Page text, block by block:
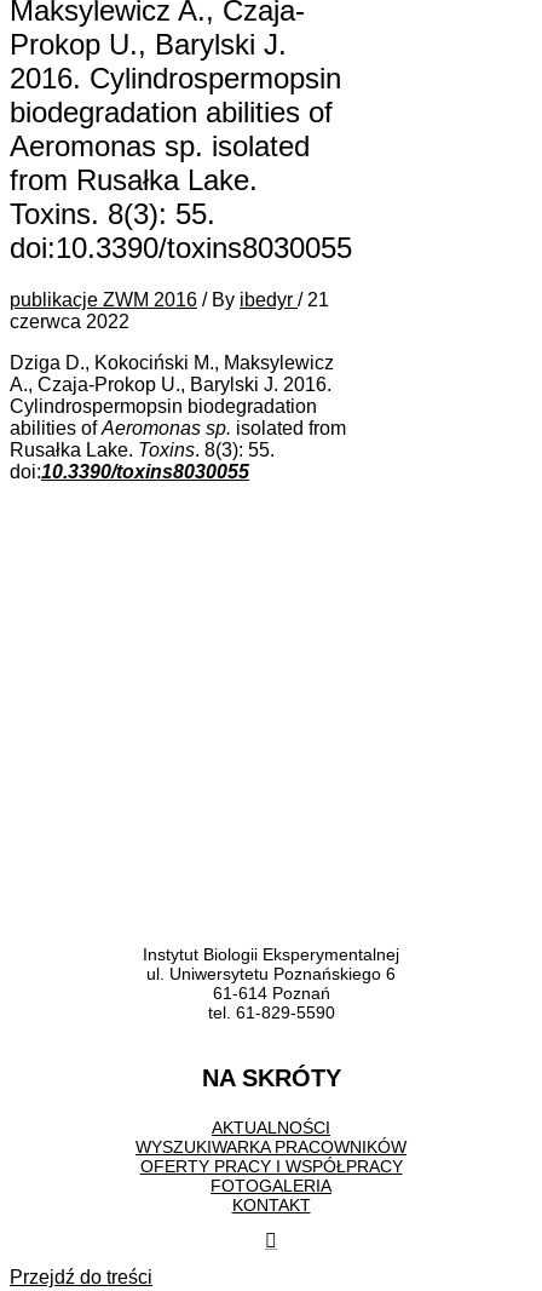
Maksylewicz A., Czaja-
Prokop U., Barylski J.
2016. Cylindrospermopsin
biodegradation abilities of
Aeromonas sp. isolated
from Rusałka Lake.
Toxins. 8(3): 55.
doi:10.3390/toxins8030055
publikacje ZWM 2016 / By ibedyr / 21
czerwca 2022
Dziga D., Kokociński M., Maksylewicz
A., Czaja-Prokop U., Barylski J. 2016.
Cylindrospermopsin biodegradation
abilities ofAeromonas sp. isolated from
Rusałka Lake. Toxins. 8(3): 55.
doi:10.3390/toxins8030055
Instytut Biologii Eksperymentalnej
ul. Uniwersytetu Poznańskiego 6
61-614 Poznań
tel. 61-829-5590
NA SKRÓTY
AKTUALNOŚCI
WYSZUKIWARKA PRACOWNIKÓW
OFERTY PRACY I WSPÓŁPRACY
FOTOGALERIA
KONTAKT
Przejdź do treści